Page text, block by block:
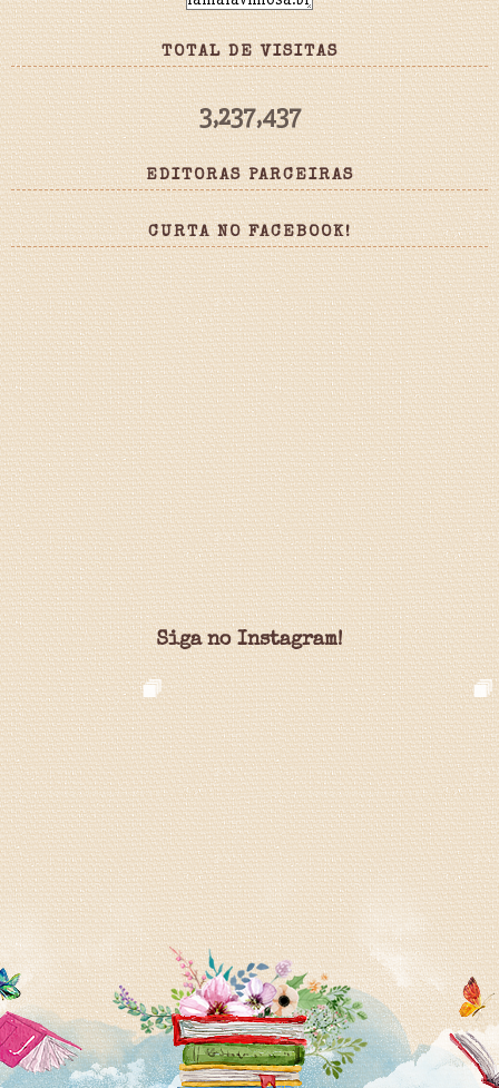
TOTAL DE VISITAS
3,237,437
EDITORAS PARCEIRAS
CURTA NO FACEBOOK!
Siga no Instagram!